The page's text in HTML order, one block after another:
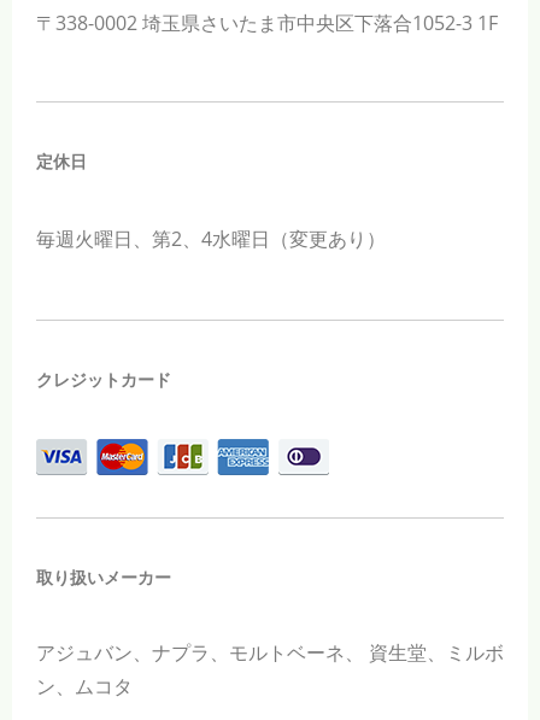
〒338-0002 埼玉県さいたま市中央区下落合1052-3 1F
定休日
毎週火曜日、第2、 4水曜日（変更あり）
クレジットカード
取り扱いメーカー
アジュバン、ナプラ、モルトベーネ、
資生堂、ミルボ
ン、ムコタ